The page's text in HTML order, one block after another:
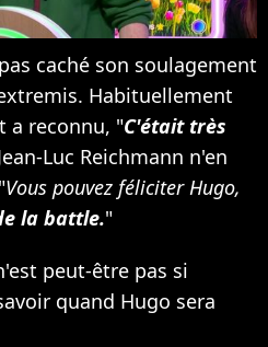
caché son soulagement
Habituellement
a reconnu, "C'était très
Luc Reichmann n'en
Vous pouvez féliciter Hugo,
la battle."
peut-être pas si
quand Hugo sera